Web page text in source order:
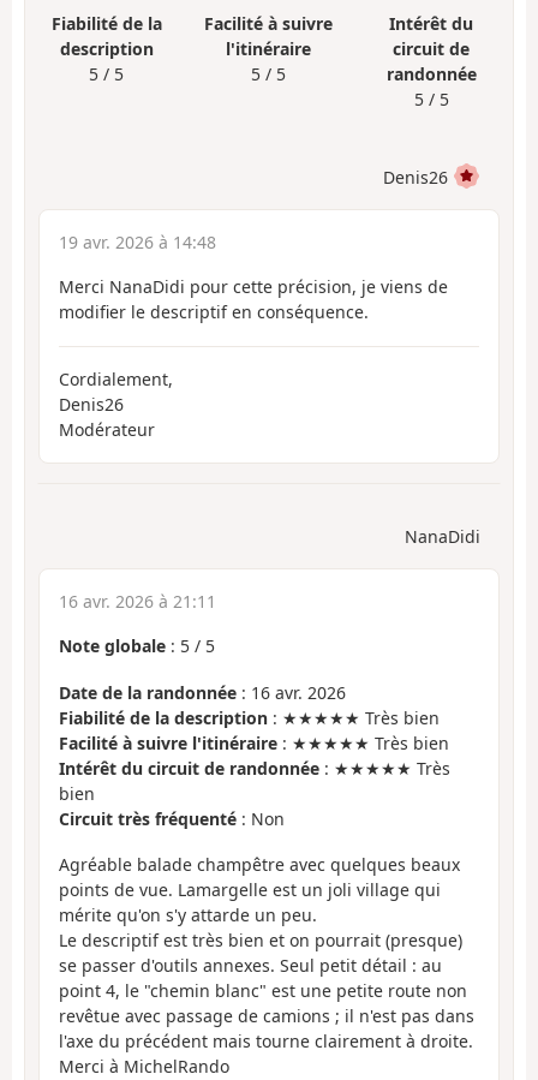
Fiabilité de la
description
5 / 5
Facilité à suivre
l'itinéraire
5 / 5
Intérêt du
circuit de
randonnée
5 / 5
Denis26
19 avr. 2026 à 14:48
Merci NanaDidi pour cette précision, je viens de
modifier le descriptif en conséquence.
Cordialement,
Denis26
Modérateur
NanaDidi
16 avr. 2026 à 21:11
Note globale : 5 / 5
Date de la randonnée : 16 avr. 2026
Fiabilité de la description : ★★★★★ Très bien
Facilité à suivre l'itinéraire : ★★★★★ Très bien
Intérêt du circuit de randonnée : ★★★★★ Très
bien
Circuit très fréquenté : Non
Agréable balade champêtre avec quelques beaux
points de vue. Lamargelle est un joli village qui
mérite qu'on s'y attarde un peu.
Le descriptif est très bien et on pourrait (presque)
se passer d'outils annexes. Seul petit détail : au
point 4, le "chemin blanc" est une petite route non
revêtue avec passage de camions ; il n'est pas dans
l'axe du précédent mais tourne clairement à droite.
Merci à MichelRando